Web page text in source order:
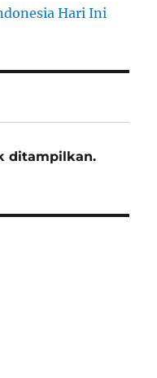
Hari Ini
ditampilkan.